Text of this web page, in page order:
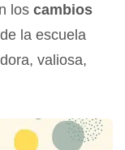
los cambios
la escuela
valiosa,